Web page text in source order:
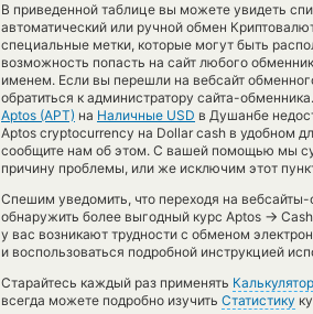
В приведенной таблице вы можете увидеть
автоматический или ручной обмен
специальные метки, которые могут быть
возможность попасть на сайт любого
именем. Если вы перешли на вебсайт
обратиться к администратору сайта-
Aptos (APT) на Наличные USD в Душанбе
Aptos cryptocurrency на Dollar cash в удобном
сообщите нам об этом. С вашей помощью мы
причину проблемы, или же исключим этот
Спешим уведомить, что переходя на
обнаружить более выгодный курс Aptos →
у вас возникают трудности с обменом
и воспользоваться подробной инструкцией
Старайтесь каждый раз применять Калькулятор
всегда можете подробно изучить Статистику